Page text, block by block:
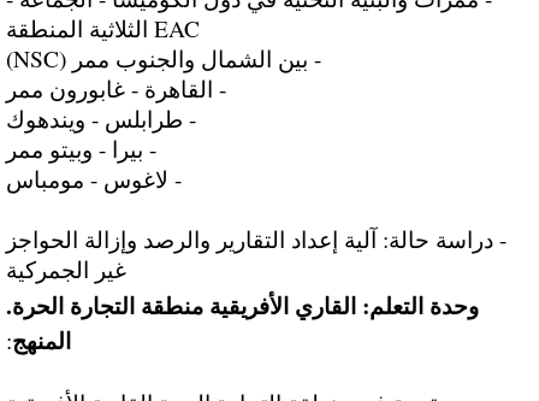
EAC الثلاثية المنطقة
- بين الشمال والجنوب ممر (NSC)
- القاهرة - غابورون ممر
- طرابلس - ويندهوك
- بيرا - وبيتو ممر
- لاغوس - مومباس
- دراسة حالة: آلية إعداد التقارير والرصد وإزالة الحواجز
غير الجمركية
وحدة التعلم: القاري الأفريقية منطقة التجارة الحرة.
المنهج: